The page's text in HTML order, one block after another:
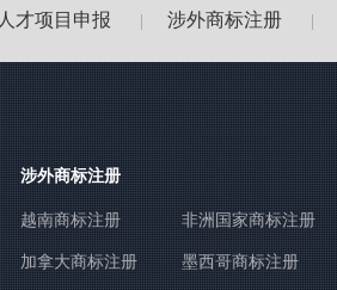
人才项目申报 涉外商标注册
涉外商标注册
越南商标注册 非洲国家商标注册
加拿大商标注册 墨西哥商标注册